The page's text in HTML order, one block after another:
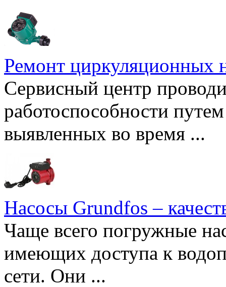
Ремонт циркуляционных
Сервисный центр
работоспособности
выявленных во время ...
Насосы Grundfos –
Чаще всего погружные
имеющих доступа к
сети. Они ...